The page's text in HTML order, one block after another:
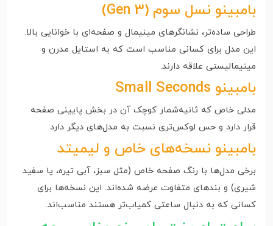
بامبینو نسل سوم (Gen 3)
طراحی ساده‌تر، نشانگرهای مینیمال و صفحه‌ای با خوانایی بالا.
این مدل برای کسانی مناسب است که به استایل مدرن و
مینیمالیستی علاقه دارند.
بامبینو Small Seconds
مدلی خاص که ثانیه‌شمار کوچک آن در بخش پایینی صفحه
قرار دارد و حس لوکس‌تری نسبت به مدل‌های دیگر دارد.
بامبینو نسخه‌های خاص و لیمیتد
برخی مدل‌ها با رنگ صفحه خاص (مثل سبز، آبی تیره، یا سفید
شیری) و بندهای متفاوت عرضه شده‌اند. این نسخه‌ها برای
کسانی که به دنبال ساعتی کمیاب‌تر هستند مناسب‌اند.